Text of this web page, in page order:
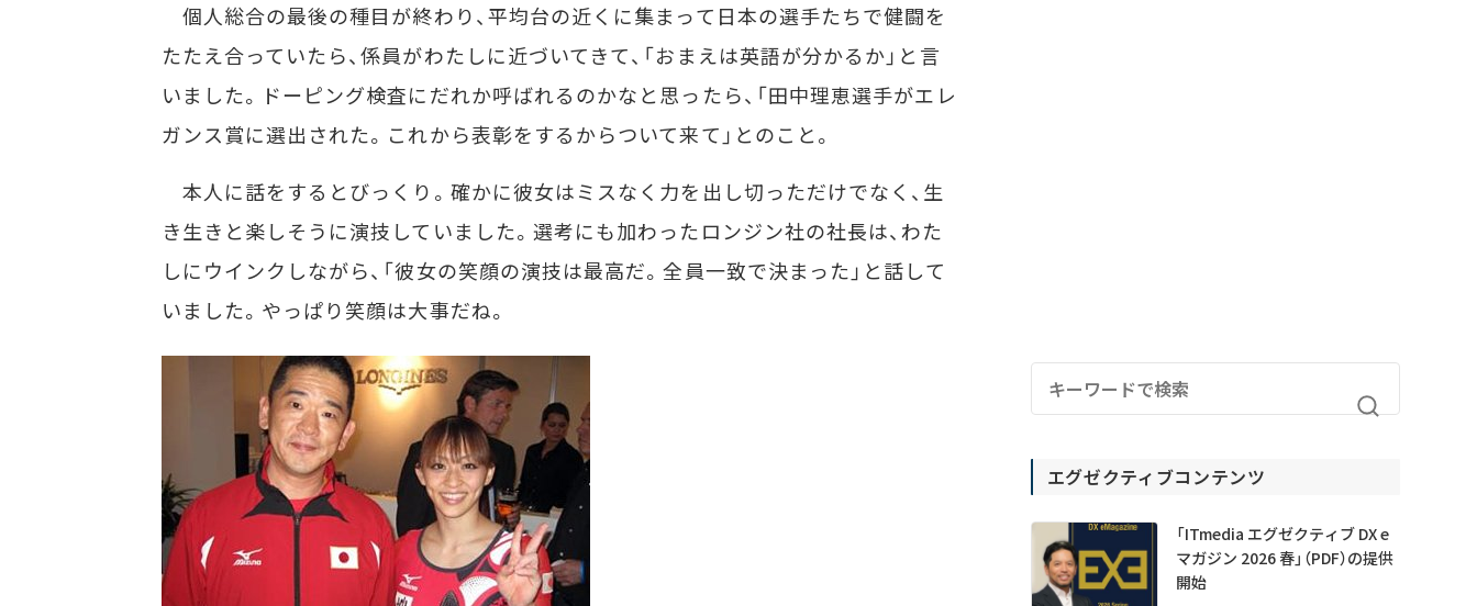
個人総合の最後の種目が終わり、平均台の近くに集まって日本の選手たちで健闘を
たたえ合っていたら、係員がわたしに近づいてきて、「おまえは英語が分かるか」と言
いました。ドーピング検査にだれか呼ばれるのかなと思ったら、「田中理恵選手がエレ
ガンス賞に選出された。これから表彰をするからついて来て」とのこと。
本人に話をするとびっくり。確かに彼女はミスなく力を出し切っただけでなく、生
き生きと楽しそうに演技していました。選考にも加わったロンジン社の社長は、わた
しにウインクしながら、「彼女の笑顔の演技は最高だ。全員一致で決まった」と話して
いました。やっぱり笑顔は大事だね。
エグゼクティブコンテンツ
「ITmedia エグゼクティブ DX e
マガジン 2026 春」（PDF）の提供
開始